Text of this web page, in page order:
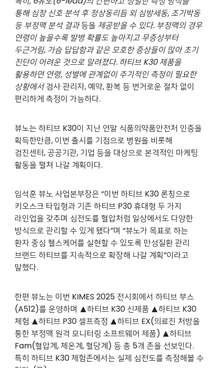
통해 심장 신호 분석 후 정상동리듬 외 심방세동,조기박동
등 부정맥 분석 결과등을 제공받을 수 있다. 부정맥의 경우
연령이 높을수록 발병 확률도 높아지고 무증상부터
두근거림, 가슴 답답함과 같은 모호한 증상들이 많아 초기
진단이 어려운 것으로 알려졌다. 하티브 K30제품을
활용하면 연령, 성별에 관계없이 주기적인 측정이 필요한
상황에서 검사 관리자, 예약, 환복 등 번거로운 절차 없이
편리하게 측정이 가능하다.
뷰노는 하티브 K30이 지난 연말 식품의약품안전처 인증을
획득한만큼, 이번 출시를 기점으로 병원을 비롯해
검진센터, 공공기관, 기업 등을 대상으로 본격적인 마케팅
활동을 펼쳐 나갈 계획이다.
임석훈 뷰노 사업본부장은 “이번 하티브 K30 론칭으로
키오스크 타입형과 기존 하티브 P30 휴대형 두 가지
라인업을 갖추며 심전도를 혈압처럼 일상에서도 다양한
방식으로 관리할 수 있게 됐다”며 “뷰노가 목표로 하는
환자 중심 헬스케어를 실현할 수 있도록 만성질환 관리
브랜드 하티브를 지속적으로 확장해 나갈 계획”이라고
말했다.
한편 뷰노는 이번 KIMES 2025 전시회에서 하티브 부스
(A512)를 운영하며 ▲하티브 K30 신제품 ▲하티브 K30
체험 ▲하티브 P30 셀프측정 ▲하티브 EX(의료진 처방을
통한 부정맥 원격 모니터링 소프트웨어 제품) ▲하티브
Fam(혈압계, 체온계, 혈당계) 등 총 5개 존을 선보인다.
특히 하티브 K30 체험존에서는 실제 심전도를 측정해볼 수